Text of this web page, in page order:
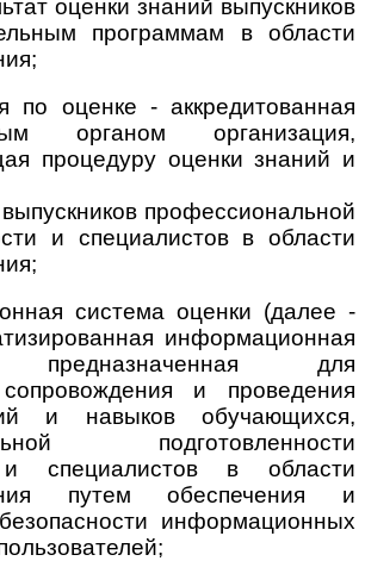
оценки знаний выпускников
программам в области
по оценке - аккредитованная
органом организация,
процедуру оценки знаний и
профессиональной
и специалистов в области
система оценки (далее -
информационная
предназначенная для
сопровождения и проведения
и навыков обучающихся,
подготовленности
и специалистов в области
путем обеспечения и
информационных